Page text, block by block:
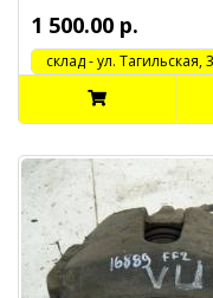
1 500.00 р.
cклад - ул. Тагильская,